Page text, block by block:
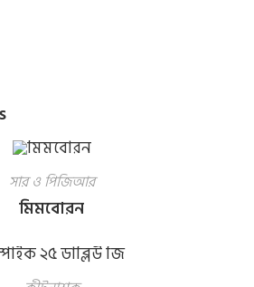
সার ও পিজিআর
মিমবোরন